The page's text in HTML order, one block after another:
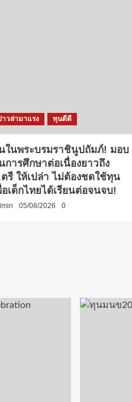
าวล่ามาแรง ทุนดีดี
ในพระบรมราชินูปถัมภ์! มอบ
การศึกษาต่อเนื่องยาวถึง
รี ให้เปล่า ไม่ต้องชดใช้ทุน
อเด็กไทยได้เรียนต่อจนจบ!
05/08/2026 0